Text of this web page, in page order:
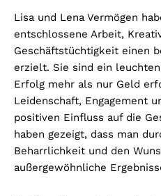
Lisa und Lena Vermögen
entschlossene Arbeit,
Geschäftstüchtigkeit einen
erzielt. Sie sind ein
Erfolg mehr als nur Geld
Leidenschaft, Engagement
positiven Einfluss auf die
haben gezeigt, dass man
Beharrlichkeit und den
außergewöhnliche